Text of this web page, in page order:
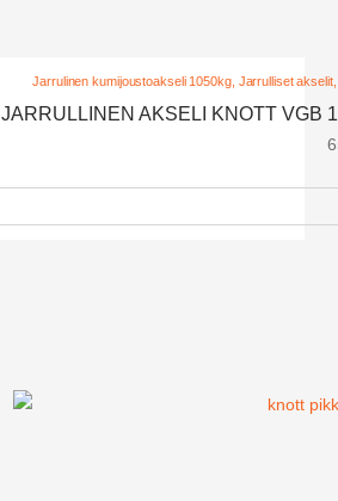
Jarrulinen kumijoustoakseli 1050kg, Jarrulliset akselit
JARRULLINEN AKSELI KNOTT VGB